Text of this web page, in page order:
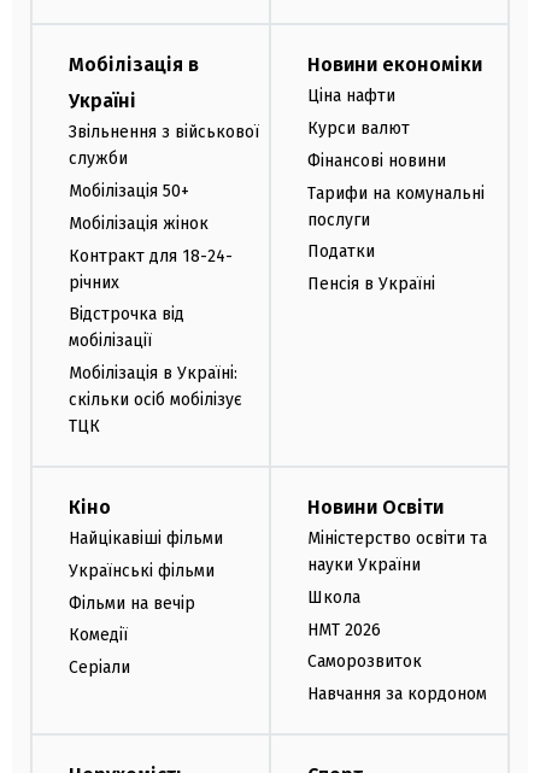
Мобілізація в
Україні
Звільнення з військової
служби
Мобілізація 50+
Мобілізація жінок
Контракт для 18-24-
річних
Відстрочка від
мобілізації
Мобілізація в Україні:
скільки осіб мобілізує
ТЦК
Новини економіки
Ціна нафти
Курси валют
Фінансові новини
Тарифи на комунальні
послуги
Податки
Пенсія в Україні
Кіно
Найцікавіші фільми
Українські фільми
Фільми на вечір
Комедії
Серіали
Новини Освіти
Міністерство освіти та
науки України
Школа
НМТ 2026
Саморозвиток
Навчання за кордоном